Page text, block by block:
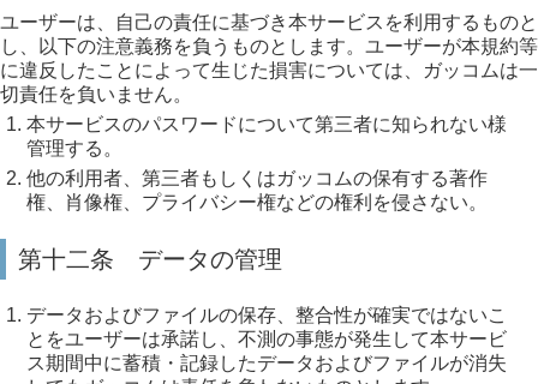
ユーザーは、自己の責任に基づき本サービスを利用するものと
し、以下の注意義務を負うものとします。ユーザーが本規約等
に違反したことによって生じた損害については、ガッコムは一
切責任を負いません。
本サービスのパスワードについて第三者に知られない様
管理する。
他の利用者、第三者もしくはガッコムの保有する著作
権、肖像権、プライバシー権などの権利を侵さない。
第十二条 データの管理
データおよびファイルの保存、整合性が確実ではないこ
とをユーザーは承諾し、不測の事態が発生して本サービ
ス期間中に蓄積・記録したデータおよびファイルが消失